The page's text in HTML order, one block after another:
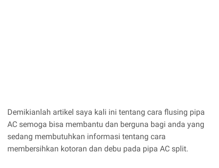
Demikianlah artikel saya kali ini tentang cara flusing pipa
AC semoga bisa membantu dan berguna bagi anda yang
sedang membutuhkan informasi tentang cara
membersihkan kotoran dan debu pada pipa AC split.